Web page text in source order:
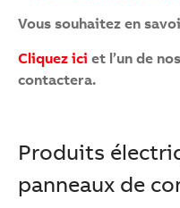
Vous souhaitez en
Cliquez ici et l’un de
contactera.
Produits
panneaux de